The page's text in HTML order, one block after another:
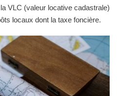
VLC (valeur locative cadastrale)
locaux dont la taxe foncière.